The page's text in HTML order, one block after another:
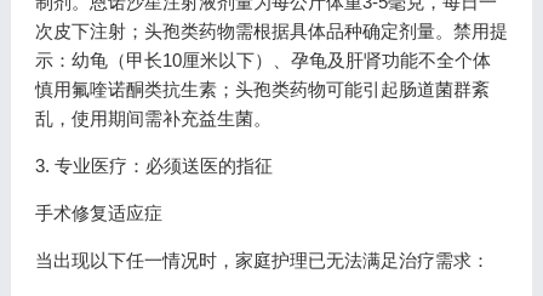
次皮下注射；头孢类药物需根据具体品种确定剂量。禁用提
示：幼龟（甲长10厘米以下）、孕龟及肝肾功能不全个体
慎用氟喹诺酮类抗生素；头孢类药物可能引起肠道菌群紊
乱，使用期间需补充益生菌。
3. 专业医疗：必须送医的指征
手术修复适应症
当出现以下任一情况时，家庭护理已无法满足治疗需求：